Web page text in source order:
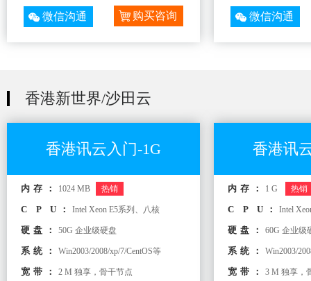
微信沟通 购买咨询 微信沟通
香港新世界/沙田云
香港讯云入门-1G
内存： 1024 MB 热销
C P U： Intel Xeon E5系列、八核
硬盘： 50G 企业级硬盘
系统： Win2003/2008/xp/7/CentOS等
宽带： 2 M 独享，骨干节点
香港讯
内存： 1 G 热销
C P U： Intel
硬盘： 60G 企业级
系统： Win2003/
宽带： 3 M 独享，